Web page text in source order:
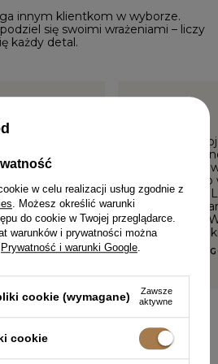
innym klientkom w wyborze.
się swoimi wrażeniami – liczy
każdy detal.
Ładnie
mnie
XL,ale
duży. Za
rozmiarze
raz i
zapasem.
modelu
DARIA,
SWOJĄ OPINIĘ
w celu realizacji usług zgodnie z
. Możesz określić warunki
do cookie w Twojej przeglądarce.
warunków i prywatności można
Prywatność i warunki Google.
cookie (wymagane)
Zawsze
aktywne
cookie